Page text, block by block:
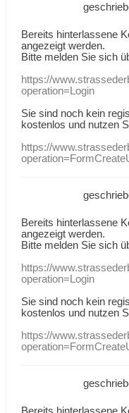
Bereits hinterlassene
angezeigt werden.
Bitte melden Sie sich
https://
operation=Login
Sie sind noch kein
kostenlos und nutzen
https://
Bereits hinterlassene
angezeigt werden.
Bitte melden Sie sich
https://
operation=Login
Sie sind noch kein
kostenlos und nutzen
https://
Bereits hinterlassene